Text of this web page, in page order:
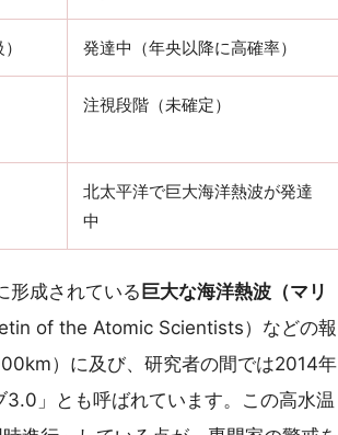
発達中（年央以降に高確率）
注視段階（未確定）
北太平洋で巨大海洋熱波が発達
中
形成されている巨大な海洋熱波（マリ
of the Atomic Scientists）などの報
）に及び、研究者の間では2014年
」とも呼ばれています。この高水温